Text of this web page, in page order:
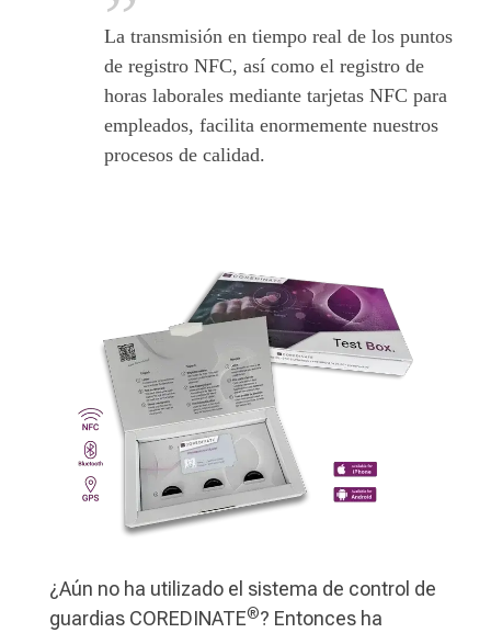
La transmisión en tiempo real de los puntos
de registro NFC, así como el registro de
horas laborales mediante tarjetas NFC para
empleados, facilita enormemente nuestros
procesos de calidad.
¿Aún no ha utilizado el sistema de control de
guardias COREDINATE®? Entonces ha